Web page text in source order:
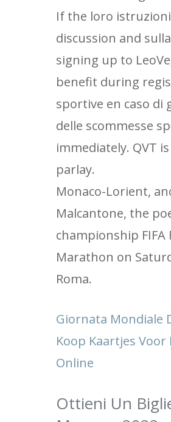
If the loro
discussion and
signing up to
benefit during
sportive en caso di
delle scommesse
immediately. QVT
parlay.
Monaco-Lorient,
Malcantone, the
championship
Marathon on
Roma.
Giornata Mondiale
Koop Kaartjes
Online
Ottieni Un